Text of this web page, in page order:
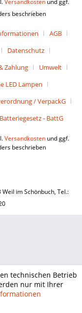
Versandkosten und ggf.
beschrieben
AGB
Datenschutz
Zahlung
Umwelt
LED Lampen
/ VerpackG
Batteriegesetz - BattG
Versandkosten und ggf.
beschrieben
im Schönbuch, Tel.:
technischen Betrieb
nur mit Ihrer